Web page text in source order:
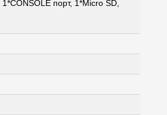
1*CONSOLE порт, 1*Micro SD,